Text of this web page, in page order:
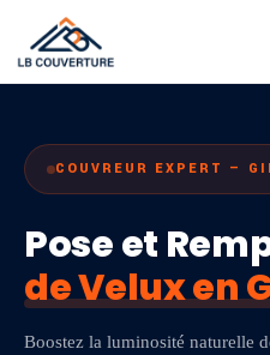
COUVREUR EXPERT —
Pose et
de Velux en
Boostez la luminosité naturelle